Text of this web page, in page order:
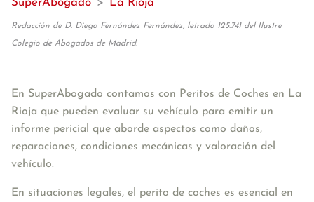
SuperAbogado > La Rioja
Redacción de D. Diego Fernández Fernández, letrado 125.741 del Ilustre
Colegio de Abogados de Madrid.
En SuperAbogado contamos con Peritos de Coches en La
Rioja que pueden evaluar su vehículo para emitir un
informe pericial que aborde aspectos como daños,
reparaciones, condiciones mecánicas y valoración del
vehículo.
En situaciones legales, el perito de coches es esencial en